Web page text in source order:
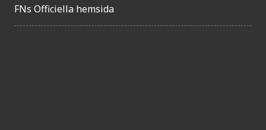
FNs Officiella hemsida